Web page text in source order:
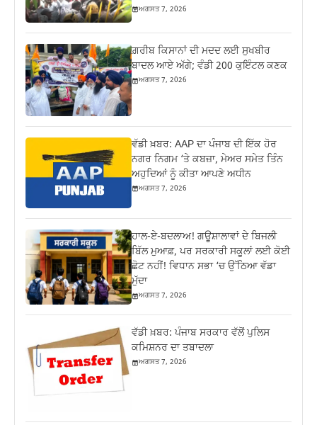
ਅਗਸਤ 7, 2026
ਗ਼ਰੀਬ ਕਿਸਾਨਾਂ ਦੀ ਮਦਦ ਲਈ ਸੁਖਬੀਰ
ਬਾਦਲ ਆਏ ਅੱਗੇ; ਵੰਡੀ 200 ਕੁਇੰਟਲ ਕਣਕ
ਅਗਸਤ 7, 2026
ਵੱਡੀ ਖ਼ਬਰ: AAP ਦਾ ਪੰਜਾਬ ਦੀ ਇੱਕ ਹੋਰ
ਨਗਰ ਨਿਗਮ ‘ਤੇ ਕਬਜ਼ਾ, ਮੇਅਰ ਸਮੇਤ ਤਿੰਨ
ਅਹੁਦਿਆਂ ਨੂੰ ਕੀਤਾ ਆਪਣੇ ਅਧੀਨ
ਅਗਸਤ 7, 2026
ਹਾਲ-ਏ-ਬਦਲਾਅ! ਗਊਸ਼ਾਲਾਵਾਂ ਦੇ ਬਿਜਲੀ
ਬਿੱਲ ਮੁਆਫ਼, ਪਰ ਸਰਕਾਰੀ ਸਕੂਲਾਂ ਲਈ ਕੋਈ
ਛੋਟ ਨਹੀਂ! ਵਿਧਾਨ ਸਭਾ ‘ਚ ਉੱਠਿਆ ਵੱਡਾ
ਮੁੱਦਾ
ਅਗਸਤ 7, 2026
ਵੱਡੀ ਖ਼ਬਰ: ਪੰਜਾਬ ਸਰਕਾਰ ਵੱਲੋਂ ਪੁਲਿਸ
ਕਮਿਸ਼ਨਰ ਦਾ ਤਬਾਦਲਾ
ਅਗਸਤ 7, 2026